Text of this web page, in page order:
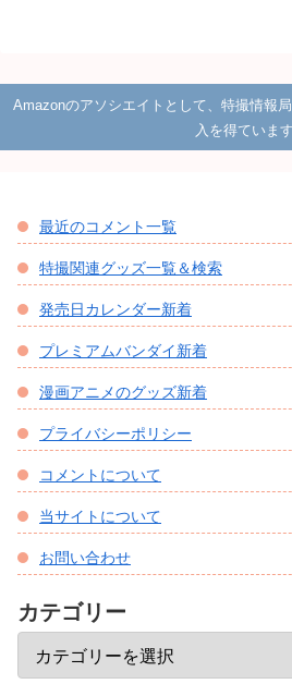
Amazonのアソシエイトとして、特撮情報
入を得ています
最近のコメント一覧
特撮関連グッズ一覧＆検索
発売日カレンダー新着
プレミアムバンダイ新着
漫画アニメのグッズ新着
プライバシーポリシー
コメントについて
当サイトについて
お問い合わせ
カテゴリー